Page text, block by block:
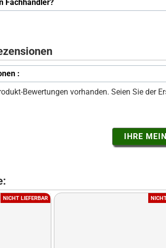
Fachhändler?
:
Bewertungen vorhanden. Seien Sie der
IHRE
NICHT LIEFERBAR